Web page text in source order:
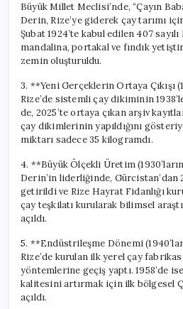
Büyük Millet Meclisi’nde, “Çayın
Derin, Rize’ye giderek çay tarımı
Şubat 1924’te kabul edilen 407 sayılı
mandalina, portakal ve fındık
zemin oluşturuldu.
3. **Yeni Gerçeklerin Ortaya Çıkışı
Rize’de sistemli çay dikiminin
de, 2025’te ortaya çıkan arşiv
çay dikimlerinin yapıldığını
miktarı sadece 35 kilogramdı.
4. **Büyük Ölçekli Üretim
Derin’in liderliğinde, Gürcistan’dan
getirildi ve Rize Hayrat Fidanlığı
çay teşkilatı kurularak bilimsel
açıldı.
5. **Endüstrileşme Dönemi
Rize’de kurulan ilk yerel çay
yöntemlerine geçiş yaptı. 1958’de
kalitesini artırmak için ilk bölgesel
açıldı.